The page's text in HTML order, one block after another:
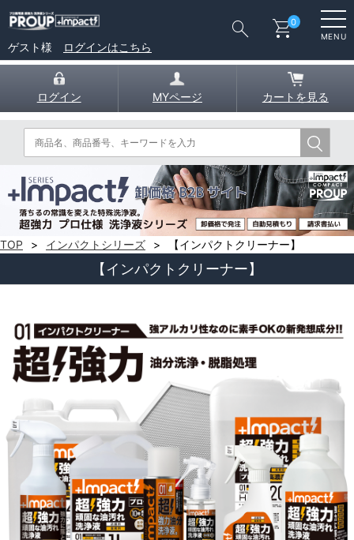
ログイン MYページ カートを見る
ゲスト様 ログインはこちら
MENU
search shopping_cart0
TOP インパクトシリーズ 【インパクトクリーナー】
【インパクトクリーナー】